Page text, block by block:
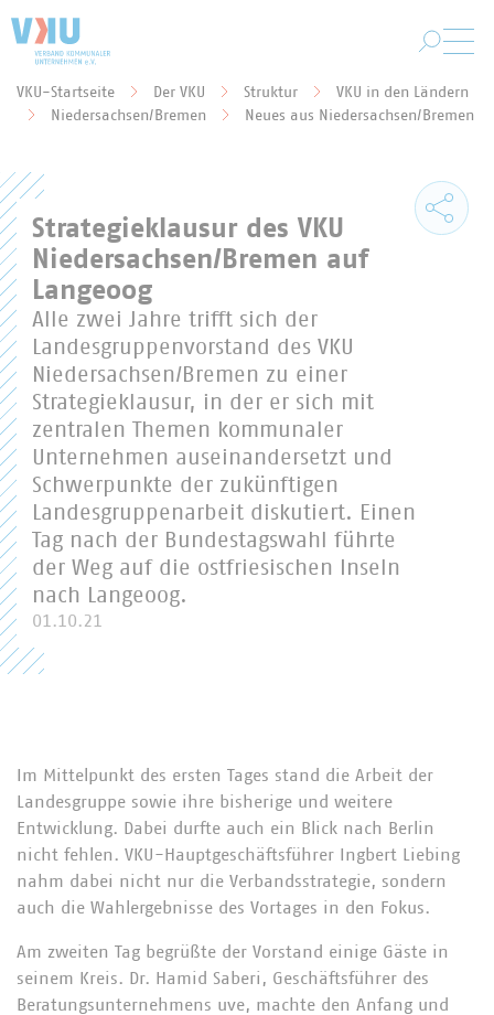
Sie befinden sich hier:
VKU-Startseite Der VKU Struktur
VKU in den Ländern
Niedersachsen/Bremen
Neues aus Niedersachsen/Bremen
Strategieklausur des VKU
Niedersachsen/Bremen auf
Langeoog
Alle zwei Jahre trifft sich der
Landesgruppenvorstand des VKU
Niedersachsen/Bremen zu einer
Strategieklausur, in der er sich mit
zentralen Themen kommunaler
Unternehmen auseinandersetzt und
Schwerpunkte der zukünftigen
Landesgruppenarbeit diskutiert. Einen
Tag nach der Bundestagswahl führte
der Weg auf die ostfriesischen Inseln
nach Langeoog.
01.10.21
Im Mittelpunkt des ersten Tages stand die Arbeit der
Landesgruppe sowie ihre bisherige und weitere
Entwicklung. Dabei durfte auch ein Blick nach Berlin
nicht fehlen. VKU-Hauptgeschäftsführer Ingbert Liebing
nahm dabei nicht nur die Verbandsstrategie, sondern
auch die Wahlergebnisse des Vortages in den Fokus.
Am zweiten Tag begrüßte der Vorstand einige Gäste in
seinem Kreis. Dr. Hamid Saberi, Geschäftsführer des
Beratungsunternehmens uve, machte den Anfang und